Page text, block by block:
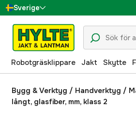
Sverige
Danmark
Suomi
Norge
Deutschland
Robotgräsklippare Jakt Skytte
Bygg & Verktyg / Handverktyg /
långt, glasfiber, mm, klass 2